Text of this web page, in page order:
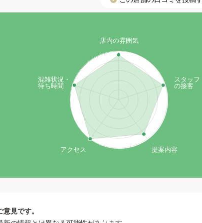
店内の雰囲気
スタッフ
の接客
提案内容
アクセス
混雑状況・
待ち時間
見です。